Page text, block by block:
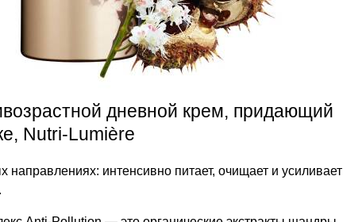
дневной крем, придающий
Nutri-Lumière
направлениях: интенсивно питает, очищает и усиливает